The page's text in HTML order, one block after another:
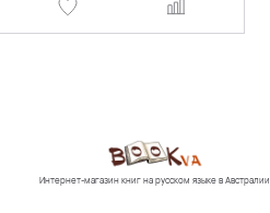
Интернет-магазин книг на русском языке в Австралии